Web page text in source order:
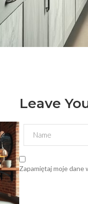
Leave
Zapamiętaj moje dane